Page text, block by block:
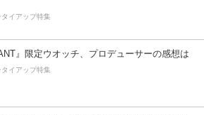
タイアップ特集
』限定ウオッチ、プロデューサーの感想は
タイアップ特集